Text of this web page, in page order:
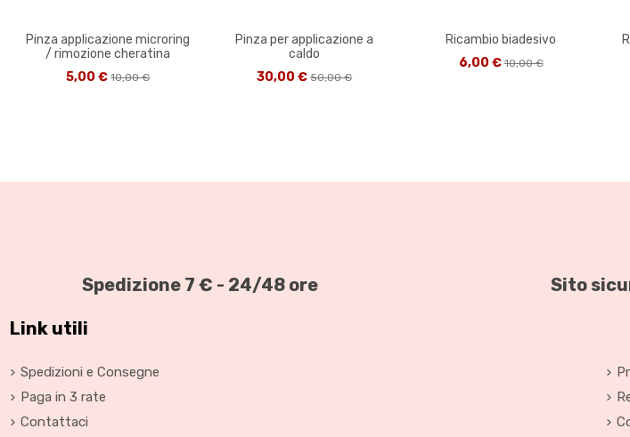
Pinza applicazione microring
/ rimozione cheratina
5,00 €10,00 €
Pinza per applicazione a
caldo
30,00 €50,00 €
Ricambio biadesivo
6,00 €10,00 €
Extension con Biadesivo
35,00 €
Spedizione 7 € - 24/48 ore Sito
Link utili
Spedizioni e Consegne
Paga in 3 rate
Contattaci